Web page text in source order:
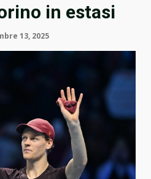
in estasi
13, 2025